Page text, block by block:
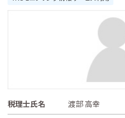
税理士氏名
渡部 高幸